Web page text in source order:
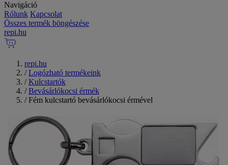
Navigáció
Rólunk Kapcsolat
Összes termék böngészése
repi.hu
repi.hu
/ Logózható termékeink
/ Kulcstartók
/ Bevásárlókocsi érmék
/ Fém kulcstartó bevásárlókocsi érmével